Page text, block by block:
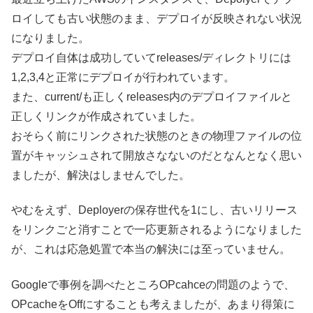
ロイしても古い状態のまま、デプロイが反映されない状況
になりました。
デプロイ自体は成功していてreleases/ディレクトリには
1,2,3,4と正常にデプロイが行われています。
また、current/も正しくreleases内のデプロイファイルと
正しくリンクが作成されていました。
おそらく前にリンクされた状態のときの物理ファイルの位
置がキャッシュされて開放さなないのだとなんとなく思い
ましたが、解決はしませんでした。
やむをえず、Deployerの保存世代を1にし、古いリリース
をリンクごと消すことで一応更新されるようになりました
が、これは応急処置で本当の解決には至っていません。
Googleで事例を調べたところOPcahceの問題のようで、
OPcacheをOffにすることも考えましたが、あまり得策に